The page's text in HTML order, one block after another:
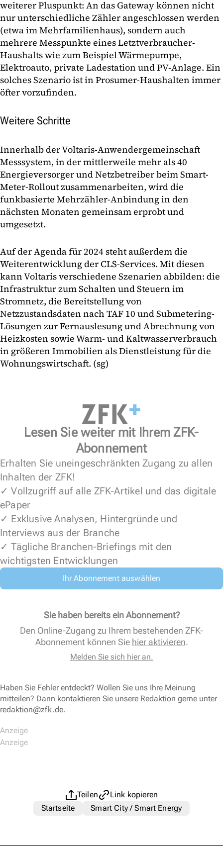
weiterer Pluspunkt: An das Gateway können nicht
nur unterschiedliche Zähler angeschlossen werden
(etwa im Mehrfamilienhaus), sondern auch
mehrere Messpunkte eines Letztverbraucher-
Haushalts wie zum Beispiel Wärmepumpe,
Elektroauto, private Ladestation und PV-Anlage. Ein
solches Szenario ist in Prosumer-Haushalten immer
öfter vorzufinden.
Weitere Schritte
Innerhalb der Voltaris-Anwendergemeinschaft
Messsystem, in der mittlerweile mehr als 40
Energieversorger und Netzbetreiber beim Smart-
Meter-Rollout zusammenarbeiten, wird die
funkbasierte Mehrzähler-Anbindung in den
nächsten Monaten gemeinsam erprobt und
umgesetzt.
Auf der Agenda für 2024 steht außerdem die
Weiterentwicklung der CLS-Services. Mit diesen
kann Voltaris verschiedene Szenarien abbilden: die
Infrastruktur zum Schalten und Steuern im
Stromnetz, die Bereitstellung von
Netzzustandsdaten nach TAF 10 und Submetering-
Lösungen zur Fernauslesung und Abrechnung von
Heizkosten sowie Warm- und Kaltwasserverbrauch
in größeren Immobilien als Dienstleistung für die
Wohnungswirtschaft. (sg)
Lesen Sie weiter mit Ihrem ZFK-
Abonnement
Erhalten Sie uneingeschränkten Zugang zu allen
Inhalten der ZFK!
✓ Vollzugriff auf alle ZFK-Artikel und das digitale
ePaper
✓ Exklusive Analysen, Hintergründe und
Interviews aus der Branche
✓ Tägliche Branchen-Briefings mit den
wichtigsten Entwicklungen
Ihr Abonnement auswählen
Sie haben bereits ein Abonnement?
Den Online-Zugang zu Ihrem bestehenden ZFK-
Abonnement können Sie hier aktivieren.
Melden Sie sich hier an.
Haben Sie Fehler entdeckt? Wollen Sie uns Ihre Meinung
mitteilen? Dann kontaktieren Sie unsere Redaktion gerne unter
redaktion@zfk.de.
Teilen
Link kopieren
Startseite
Smart City / Smart Energy